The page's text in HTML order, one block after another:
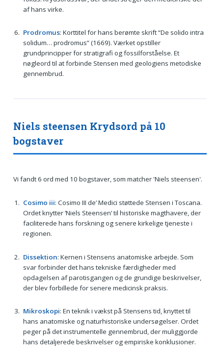
af hans virke.
Prodromus: Korttitel for hans berømte skrift “De solido intra
solidum… prodromus” (1669). Værket opstiller
grundprincipper for stratigrafi og fossilforståelse. Et
nøgleord til at forbinde Stensen med geologiens metodiske
gennembrud.
Niels steensen Krydsord på 10
bogstaver
Vi fandt 6 ord med 10 bogstaver, som matcher 'Niels steensen'.
Cosimo iii: Cosimo III de’ Medici støttede Stensen i Toscana.
Ordet knytter ‘Niels Steensen’ til historiske magthavere, der
faciliterede hans forskning og senere kirkelige tjeneste i
regionen.
Dissektion: Kernen i Stensens anatomiske arbejde. Som
svar forbinder det hans tekniske færdigheder med
opdagelsen af parotisgangen og de grundige beskrivelser,
der blev forbillede for senere medicinsk praksis.
Mikroskopi: En teknik i vækst på Stensens tid, knyttet til
hans anatomiske og naturhistoriske undersøgelser. Ordet
peger på det instrumentelle gennembrud, der muliggjorde
hans detaljerede beskrivelser og empiriske konklusioner.